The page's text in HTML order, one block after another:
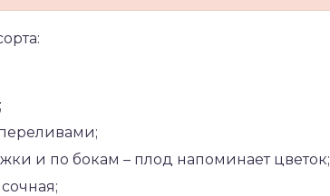
и по бокам – плод напоминает цветок;